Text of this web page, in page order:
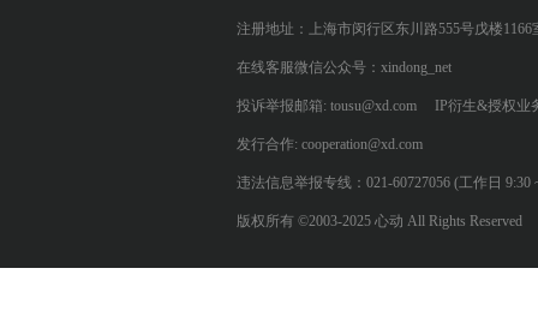
注册地址：上海市闵行区东川路555号戊楼1166
在线客服微信公众号：xindong_net
投诉举报邮箱: tousu@xd.com IP衍生&授权业
发行合作: cooperation@xd.com
违法信息举报专线：021-60727056 (工作日 9:30
版权所有 ©2003-2025 心动 All Rights Reserved